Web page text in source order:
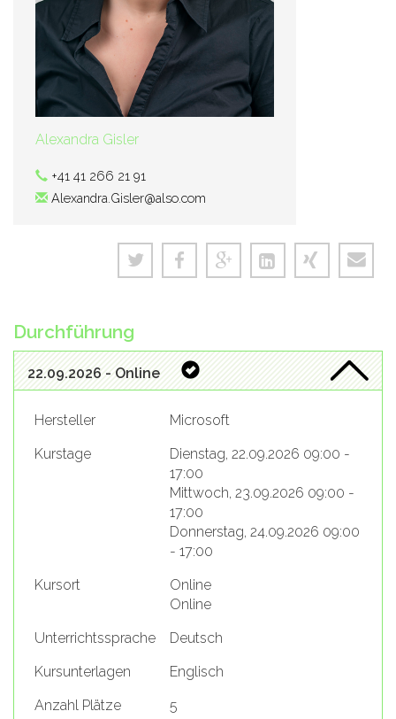
Alexandra Gisler
+41 41 266 21 91
Alexandra.Gisler@also.com
Durchführung
22.09.2026 - Online
Hersteller
Microsoft
Kurstage
Dienstag, 22.09.2026 09:00 -
17:00
Mittwoch, 23.09.2026 09:00 -
17:00
Donnerstag, 24.09.2026 09:00
- 17:00
Kursort
Online
Online
Unterrichtssprache
Deutsch
Kursunterlagen
Englisch
Anzahl Plätze
5